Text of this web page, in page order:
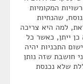
המקומיות
שהנחיות
למה היא צריכה
ייתן, כאשר כל
התכניות יהיה
חושבת שזה נותן
שלא נכנסת